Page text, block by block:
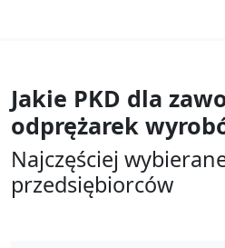
Jakie PKD dla
odprężarek
Najczęściej
przedsiębiorców